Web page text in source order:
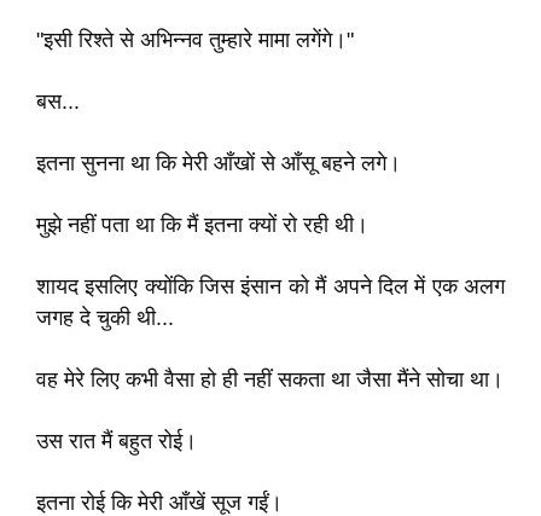
"इसी रिश्ते से अभिन्नव तुम्हारे मामा लगेंगे।"
बस...
इतना सुनना था कि मेरी आँखों से आँसू बहने लगे।
मुझे नहीं पता था कि मैं इतना क्यों रो रही थी।
शायद इसलिए क्योंकि जिस इंसान को मैं अपने दिल में एक अलग
जगह दे चुकी थी...
वह मेरे लिए कभी वैसा हो ही नहीं सकता था जैसा मैंने सोचा था।
उस रात मैं बहुत रोई।
इतना रोई कि मेरी आँखें सूज गईं।